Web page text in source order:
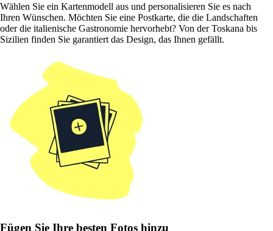
Wählen Sie ein Kartenmodell aus und personalisieren Sie es nach
Ihren Wünschen. Möchten Sie eine Postkarte, die die Landschaften
oder die italienische Gastronomie hervorhebt? Von der Toskana bis
Sizilien finden Sie garantiert das Design, das Ihnen gefällt.
Fügen Sie Ihre besten Fotos hinzu